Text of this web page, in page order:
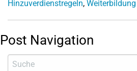
Hinzuverdienstregeln, Weiterbildung
Post Navigation